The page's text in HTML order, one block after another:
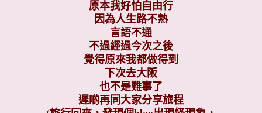
原本我好怕自由行
因為人生路不熟
言語不通
不過經過今次之後
覺得原來我都做得到
下次去大阪
也不是難事了
遲啲再同大家分享旅程